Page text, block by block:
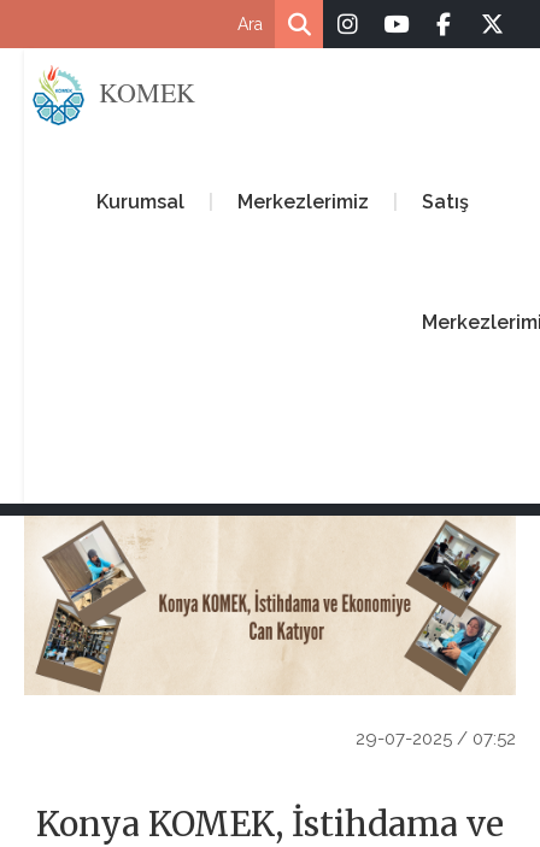
KOMEK
Kurumsal Merkezlerimiz Satış
29-07-2025 / 07:52
Konya KOMEK, İstihdama ve